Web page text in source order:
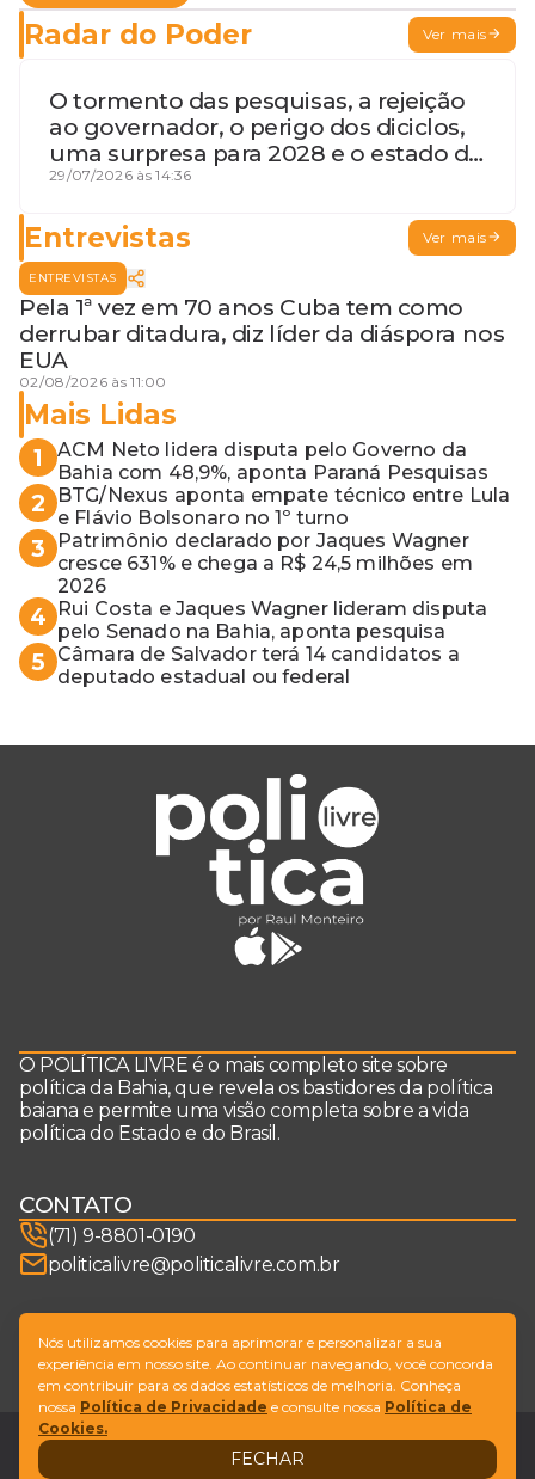
Radar do Poder Ver mais
O tormento das pesquisas, a rejeição
ao governador, o perigo dos diciclos,
uma surpresa para 2028 e o estado de
terceira guerra mundial
29/07/2026 às 14:36
Entrevistas Ver mais
ENTREVISTAS
Pela 1ª vez em 70 anos Cuba tem como
derrubar ditadura, diz líder da diáspora nos
EUA
02/08/2026 às 11:00
Mais Lidas
1
ACM Neto lidera disputa pelo Governo da
Bahia com 48,9%, aponta Paraná Pesquisas
2
BTG/Nexus aponta empate técnico entre Lula
e Flávio Bolsonaro no 1º turno
3
Patrimônio declarado por Jaques Wagner
cresce 631% e chega a R$ 24,5 milhões em
2026
4
Rui Costa e Jaques Wagner lideram disputa
pelo Senado na Bahia, aponta pesquisa
5
Câmara de Salvador terá 14 candidatos a
deputado estadual ou federal
O POLÍTICA LIVRE é o mais completo site sobre
política da Bahia, que revela os bastidores da política
baiana e permite uma visão completa sobre a vida
política do Estado e do Brasil.
CONTATO
(71) 9-8801-0190
politicalivre@politicalivre.com.br
SIGA-NOS
Design by NVGO
LegalFale conosco
Nós utilizamos cookies para aprimorar e personalizar a sua
experiência em nosso site. Ao continuar navegando, você concorda
em contribuir para os dados estatísticos de melhoria. Conheça
nossa Política de Privacidade e consulte nossa Política de
Cookies.
FECHAR